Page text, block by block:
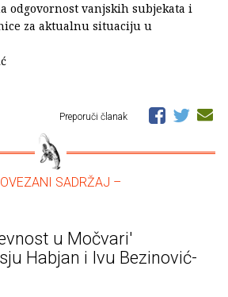
odgovornost vanjskih subjekata i
za aktualnu situaciju u
Preporuči članak
SADRŽAJ –
u Močvari'
Habjan i Ivu Bezinović-